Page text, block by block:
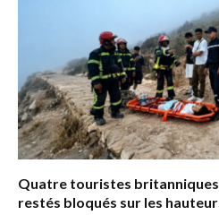
Quatre touristes
restés bloqués sur les